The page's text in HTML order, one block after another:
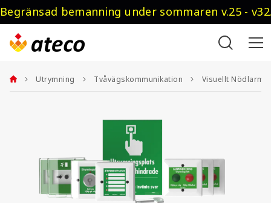
Begränsad bemanning under sommaren v.25 -
Utrymning Tvåvägskommunikation Visuellt Nödlarm